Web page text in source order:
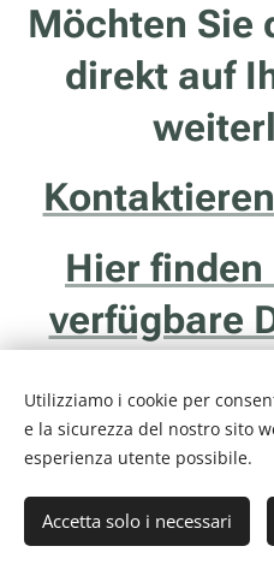
Möchten Sie
direkt auf
Hier
verfügbare
Internethotel.it è un servizio della
Ghiaie, 20/1 - 38122 -
Utilizziamo i cookie per
e la sicurezza del nostro sito
esperienza utente possibile.
Accetta solo i necessari